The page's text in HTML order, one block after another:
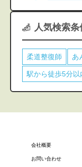
人気検索条
柔道整復師 あ
駅から徒歩5分以
会社概要
お問い合わせ